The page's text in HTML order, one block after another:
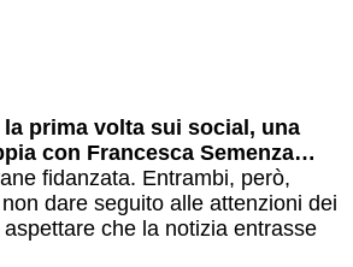
prima volta sui social, una
con Francesca Semenza…
fidanzata. Entrambi, però,
dare seguito alle attenzioni dei
che la notizia entrasse